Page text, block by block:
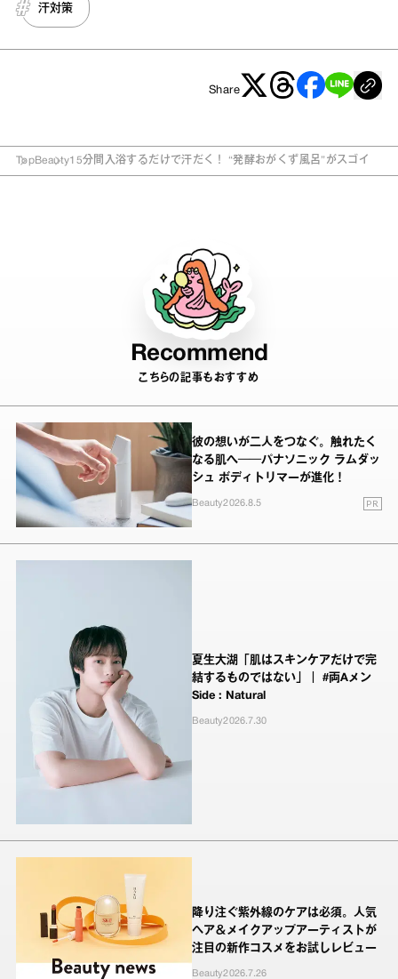
汗対策
Share
TopBeauty15分間入浴するだけで汗だく！ “発酵おがくず風呂”がスゴイ
Recommend
こちらの記事もおすすめ
彼の想いが二人をつなぐ。触れたく
なる肌へ──パナソニック ラムダッ
シュ ボディトリマーが進化！
Beauty2026.8.5 PR
夏生大湖「肌はスキンケアだけで完
結するものではない」｜ #両Aメン
Side : Natural
Beauty2026.7.30
降り注ぐ紫外線のケアは必須。人気
ヘア＆メイクアップアーティストが
注目の新作コスメをお試しレビュー
Beauty2026.7.26